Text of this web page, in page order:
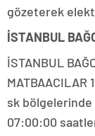
gözeterek
İSTANBUL
İSTANBUL
MATBAACILAR
sk
07:00:00